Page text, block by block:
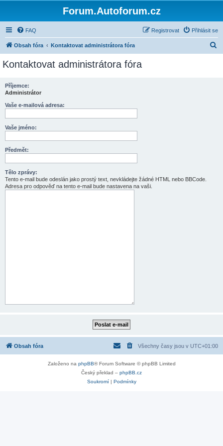
Forum.Autoforum.cz
FAQ Přihlásit se
Registrovat
Obsah fóra Kontaktovat administrátora fóra
Kontaktovat administrátora fóra
Příjemce:
Administrátor
Vaše e-mailová adresa:
Vaše jméno:
Předmět:
Tělo zprávy:
Tento e-mail bude odeslán jako prostý text, nevkládejte žádné HTML nebo BBCode.
Adresa pro odpověď na tento e-mail bude nastavena na vaši.
Obsah fóra Všechny časy jsou v UTC+01:00
Založeno na phpBB® Forum Software © phpBB Limited
Český překlad – phpBB.cz
Soukromí| Podmínky